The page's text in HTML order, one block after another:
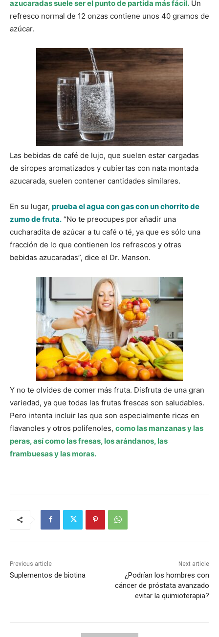
azucaradas suele ser el punto de partida más fácil. Un
refresco normal de 12 onzas contiene unos 40 gramos de
azúcar.
Las bebidas de café de lujo, que suelen estar cargadas
de siropes aromatizados y cubiertas con nata montada
azucarada, suelen contener cantidades similares.
En su lugar, prueba el agua con gas con un chorrito de
zumo de fruta. “No te preocupes por añadir una
cucharadita de azúcar a tu café o té, ya que es sólo una
fracción de lo que contienen los refrescos y otras
bebidas azucaradas”, dice el Dr. Manson.
Y no te olvides de comer más fruta. Disfruta de una gran
variedad, ya que todas las frutas frescas son saludables.
Pero intenta incluir las que son especialmente ricas en
flavanoles y otros polifenoles, como las manzanas y las
peras, así como las fresas, los arándanos, las
frambuesas y las moras.
Previous article
Suplementos de biotina
Next article
¿Podrían los hombres con
cáncer de próstata avanzado
evitar la quimioterapia?